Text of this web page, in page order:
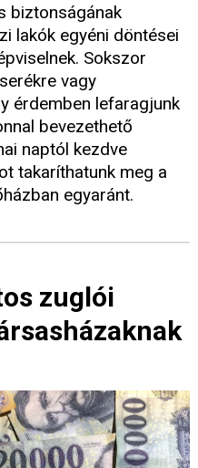
biztonságának
lakók egyéni döntései
Sokszor
vagy
érdemben lefaragjunk
bevezethető
naptól kezdve
takaríthatunk meg a
egyaránt.
zuglói